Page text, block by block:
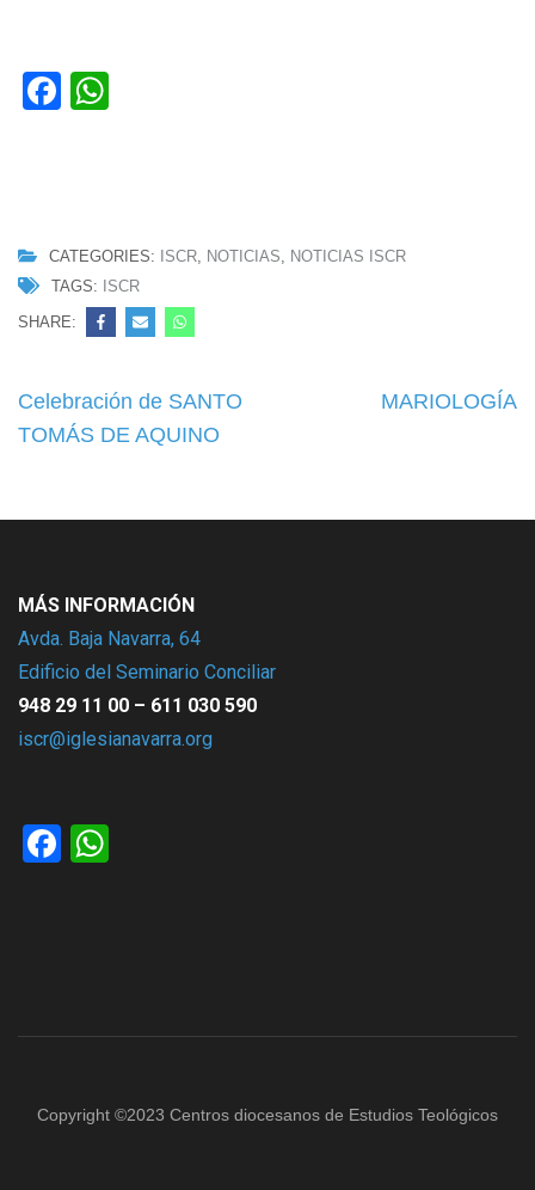
Facebook
CATEGORIES: ISCR, NOTICIAS, NOTICIAS ISCR
TAGS:
ISCR
SHARE:
Navegación
de
Celebración de SANTO
TOMÁS DE AQUINO
MARIOLOGÍA
MÁS INFORMACIÓN
Avda. Baja Navarra, 64
Edificio del Seminario Conciliar
948 29 11 00 – 611 030 590
iscr@iglesianavarra.org
Facebook
Copyright ©2023 Centros diocesanos de Estudios Teológicos